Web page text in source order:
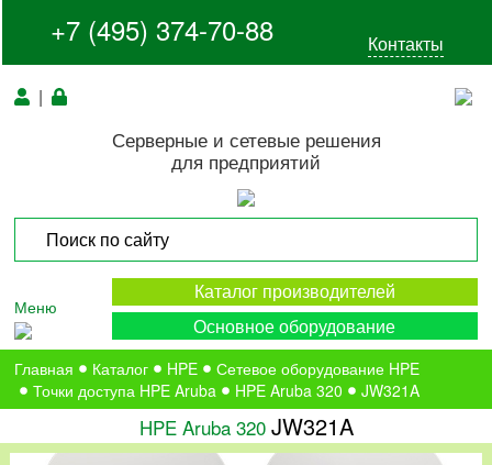
+7 (495) 374-70-88 Контакты
|
Серверные и сетевые решения
для предприятий
Меню
Каталог производителей
Основное оборудование
Главная Каталог HPE
Сетевое оборудование HPE
Точки доступа HPE Aruba
HPE Aruba 320 JW321A
HPE Aruba 320 JW321A